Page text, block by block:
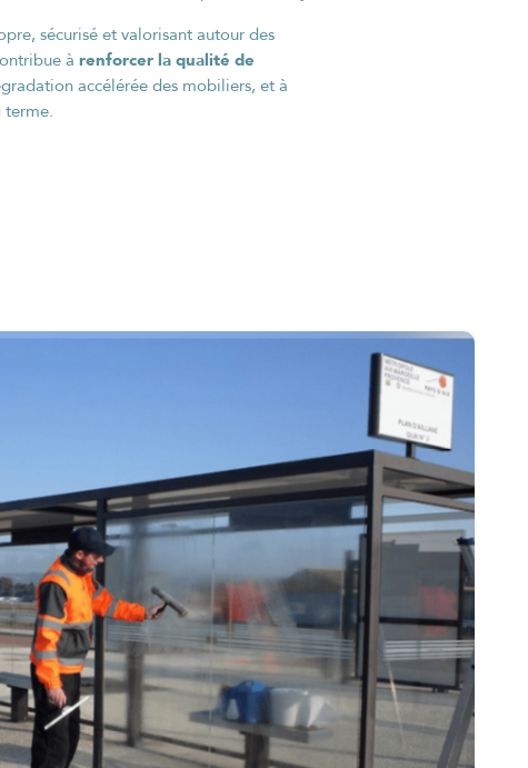
sécurisé et valorisant autour des
à renforcer la qualité de
accélérée des mobiliers, et à
terme.